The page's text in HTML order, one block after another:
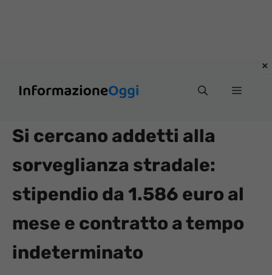
Menu
Si cercano addetti alla
sorveglianza stradale:
stipendio da 1.586 euro al
mese e contratto a tempo
indeterminato